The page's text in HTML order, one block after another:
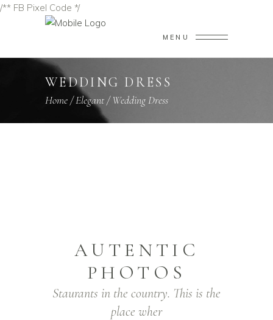
/** FB Pixel Code */
MENU
WEDDING DRESS
Home/Elegant/Wedding Dress
AUTENTIC
PHOTOS
Staurants in the country. This is the
place wher